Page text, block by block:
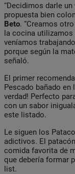
“Decidimos darle
propuesta bien
Beto. “Creamos
la cocina
veníamos
porque según la
señaló.
El primer
Pescado bañado en
verdad! Perfecto
con un sabor
este listado.
Le siguen los
adictivos. El
comida favorita de
que debería formar
list.